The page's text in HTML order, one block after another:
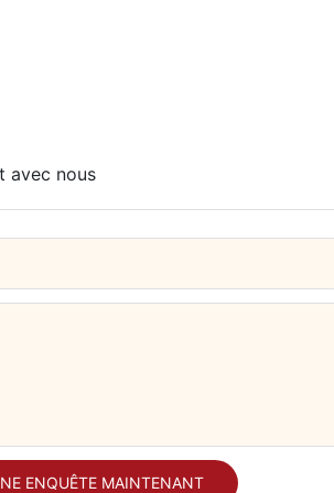
avec nous
ENQUÊTE MAINTENANT